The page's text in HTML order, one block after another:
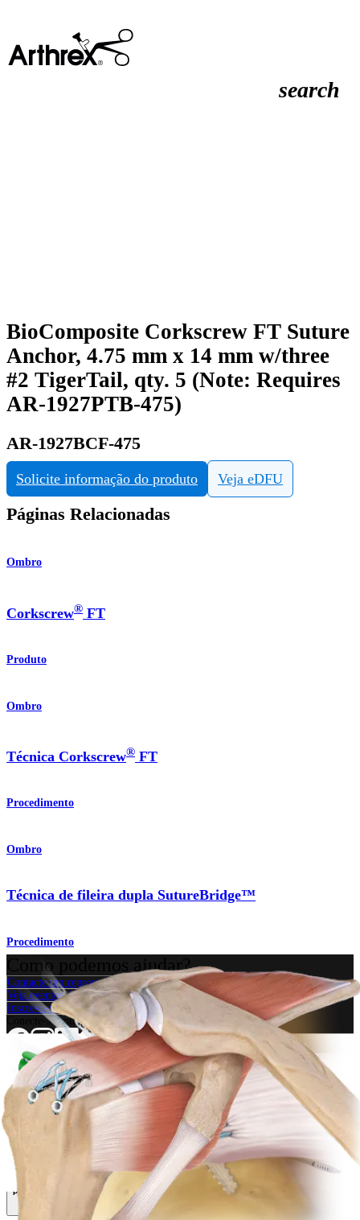
search
BioComposite Corkscrew FT Suture
Anchor, 4.75 mm x 14 mm w/three
#2 TigerTail, qty. 5 (Note: Requires
AR-1927PTB-475)
AR-1927BCF-475
Solicite informação do produto Veja eDFU
Páginas Relacionadas
Ombro
Corkscrew® FT
Produto
Ombro
Técnica Corkscrew® FT
Procedimento
Ombro
Técnica de fileira dupla SutureBridge™
Procedimento
Como podemos ajudar?
Contacte um representante
Veja eventos, laboratórios e oportunidades educacionais
Inscreva-se para receber: O que há de novo na Arthrex?
Conecte-se conosco
Procedimento
Ombro Mão e punho
Pé e
tornozelo
Ortobiológicos Cirurgia cardiotorácicaColuna vertebral
Producto